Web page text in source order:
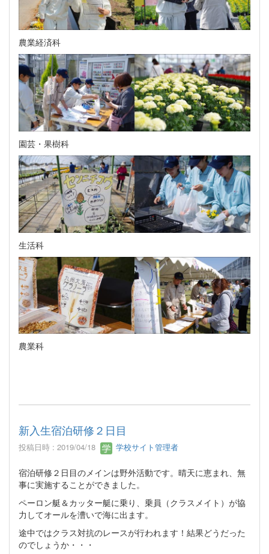
農業経済科
園芸・果樹科
生活科
農業科
新入生宿泊研修２日目
投稿日時 : 2019/04/18 学校サイト管理者
宿泊研修２日目のメインは野外活動です。晴天に恵まれ、無
事に実施することができました。
ペーロン艇＆カッター艇に乗り、乗員（クラスメイト）が協
力してオールを漕いで海に出ます。
途中ではクラス対抗のレースが行われます！結果どうだった
のでしょうか・・・